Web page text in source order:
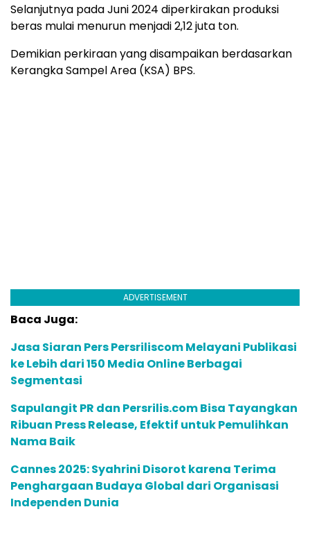
Selanjutnya pada Juni 2024 diperkirakan produksi
beras mulai menurun menjadi 2,12 juta ton.
Demikian perkiraan yang disampaikan berdasarkan
Kerangka Sampel Area (KSA) BPS.
ADVERTISEMENT
Baca Juga:
Jasa Siaran Pers Persriliscom Melayani Publikasi
ke Lebih dari 150 Media Online Berbagai
Segmentasi
Sapulangit PR dan Persrilis.com Bisa Tayangkan
Ribuan Press Release, Efektif untuk Pemulihkan
Nama Baik
Cannes 2025: Syahrini Disorot karena Terima
Penghargaan Budaya Global dari Organisasi
Independen Dunia